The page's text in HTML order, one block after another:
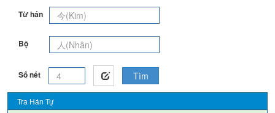
Từ hán
Bộ
Số nét Tìm
Tra Hán Tự